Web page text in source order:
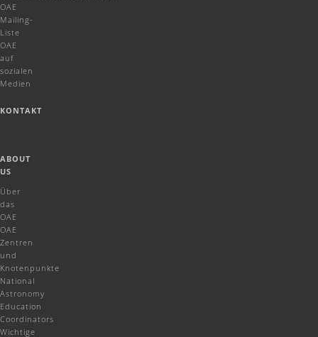
OAE
Mailing-
Liste
OAE
auf
sozialen
Medien
KONTAKT
ABOUT
US
Über
das
OAE
OAE
Zentren
und
Knotenpunkte
National
Astronomy
Education
Coordinators
Wichtige